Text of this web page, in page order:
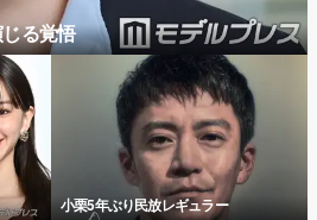
る覚悟
小栗5年ぶり民放レギュラー